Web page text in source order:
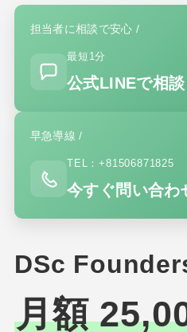
担当者に相談で安心 /
最短1分
公式LINEで相談
早急導線 /
TEL：+81506871825
今すぐ問い合わ
DSc
月額